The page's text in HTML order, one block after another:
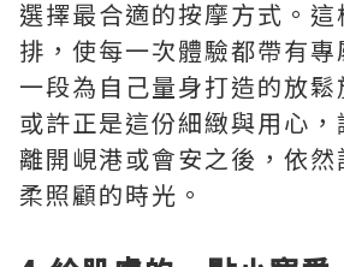
選擇最合適的按摩方式。這
排，使每一次體驗都帶有
一段為自己量身打造的放鬆
或許正是這份細緻與用心
離開峴港或會安之後，依然
柔照顧的時光。